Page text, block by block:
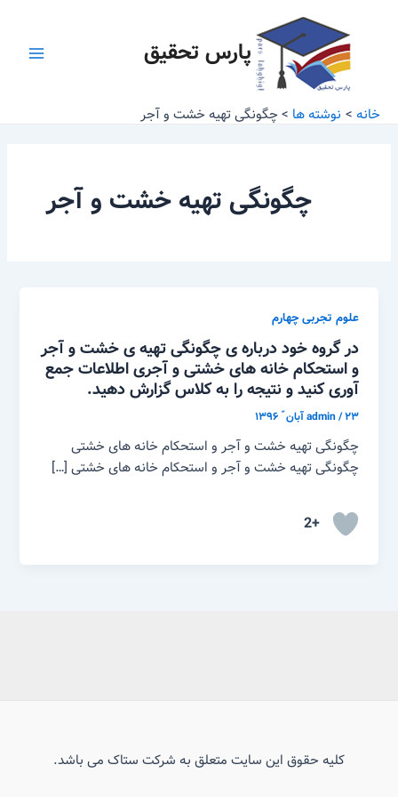
پارس تحقیق
خانه نوشته ها چگونگی تهیه خشت و آجر
چگونگی تهیه خشت و آجر
علوم تجربی چهارم
در گروه خود درباره ی چگونگی تهیه ی خشت و آجر
و استحکام خانه های خشتی و آجری اطلاعات جمع
آوری کنید و نتیجه را به کلاس گزارش دهید.
admin/۲۳ آبان ّ ۱۳۹۶
چگونگی تهیه خشت و آجر و استحکام خانه های خشتی
چگونگی تهیه خشت و آجر و استحکام خانه های خشتی […]
+2
کلیه حقوق این سایت متعلق به شرکت ستاک می باشد.